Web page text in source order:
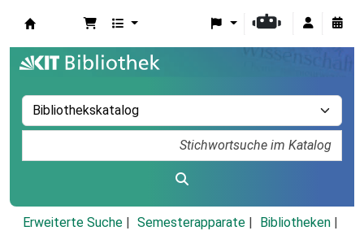
Erweiterte Suche Semesterapparate
Bibliotheken